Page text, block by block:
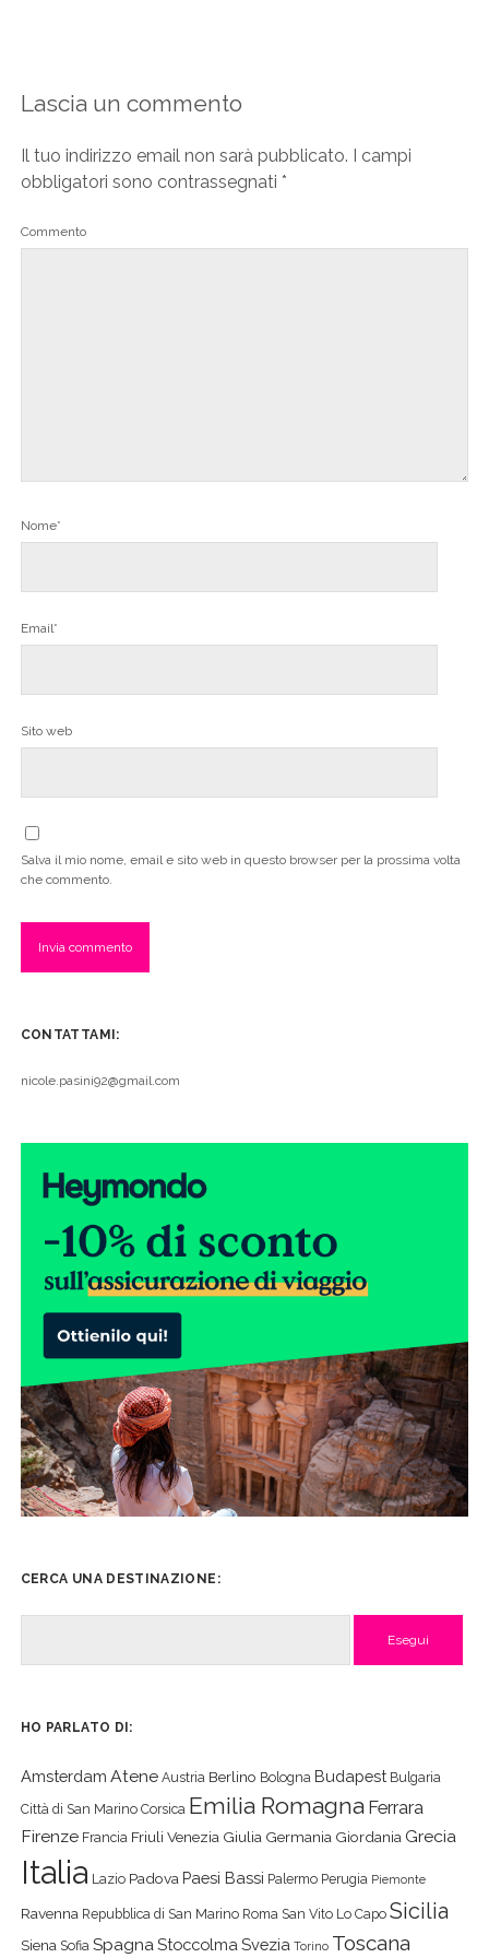
Lascia un commento
Il tuo indirizzo email non sarà pubblicato. I campi
obbligatori sono contrassegnati *
Commento
Nome*
Email*
Sito web
Salva il mio nome, email e sito web in questo browser per la prossima volta
che commento.
CONTATTAMI:
nicole.pasini92@gmail.com
CERCA UNA DESTINAZIONE:
HO PARLATO DI:
Amsterdam Atene Austria Berlino Bologna Budapest Bulgaria
Città di San Marino Corsica Emilia Romagna Ferrara
Firenze Francia Friuli Venezia Giulia Germania Giordania Grecia
Italia Lazio Padova Paesi Bassi Palermo Perugia Piemonte
Ravenna Repubblica di San Marino Roma San Vito Lo Capo Sicilia
Siena Sofia SpagnaStoccolma Svezia Torino Toscana